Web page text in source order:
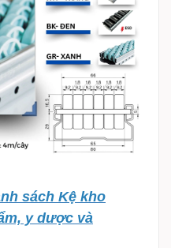
sách Kệ kho
y dược và